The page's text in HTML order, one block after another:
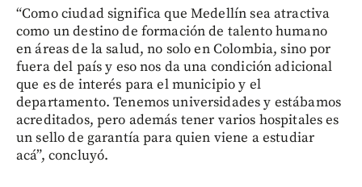
“Como ciudad significa que Medellín sea atractiva
como un destino de formación de talento humano
en áreas de la salud, no solo en Colombia, sino por
fuera del país y eso nos da una condición adicional
que es de interés para el municipio y el
departamento. Tenemos universidades y estábamos
acreditados, pero además tener varios hospitales es
un sello de garantía para quien viene a estudiar
acá”, concluyó.